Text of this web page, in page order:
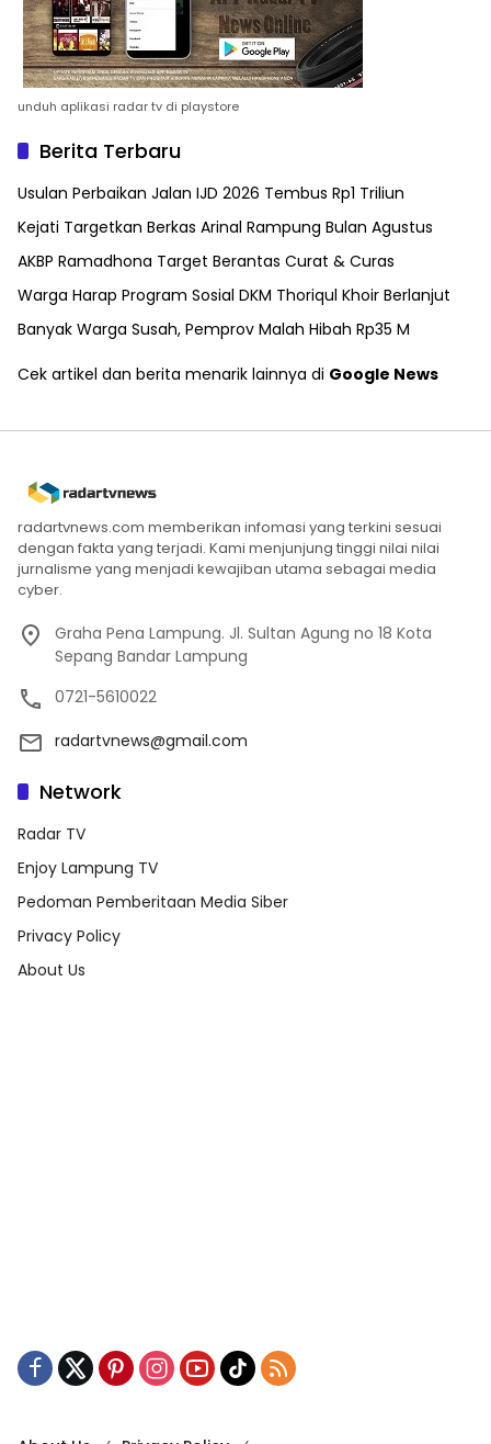
unduh aplikasi radar tv di playstore
Berita Terbaru
Usulan Perbaikan Jalan IJD 2026 Tembus Rp1 Triliun
Kejati Targetkan Berkas Arinal Rampung Bulan Agustus
AKBP Ramadhona Target Berantas Curat & Curas
Warga Harap Program Sosial DKM Thoriqul Khoir Berlanjut
Banyak Warga Susah, Pemprov Malah Hibah Rp35 M
Cek artikel dan berita menarik lainnya di Google News
radartvnews.com memberikan infomasi yang terkini sesuai
dengan fakta yang terjadi. Kami menjunjung tinggi nilai nilai
jurnalisme yang menjadi kewajiban utama sebagai media
cyber.
Graha Pena Lampung. Jl. Sultan Agung no 18 Kota
Sepang Bandar Lampung
0721-5610022
radartvnews@gmail.com
Network
Radar TV
Enjoy Lampung TV
Pedoman Pemberitaan Media Siber
Privacy Policy
About Us